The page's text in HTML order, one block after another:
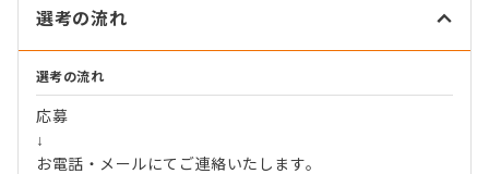
選考の流れ
選考の流れ
応募
↓
お電話・メールにてご連絡いたします。